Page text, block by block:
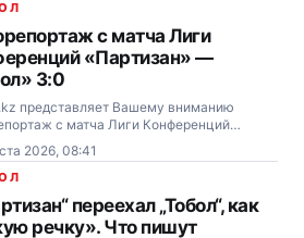
футбольного союза (РФС) Вячеслав
с матча Лиги
«Партизан» —
3:0
представляет Вашему вниманию
с матча Лиги Конференций
— «Тобол» (3:0), опубликованный
2026, 08:41
переехал „Тобол“, как
речку». Что пишут